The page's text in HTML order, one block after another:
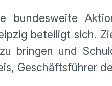
beteiligt sich.
bringen und
Geschäftsführer